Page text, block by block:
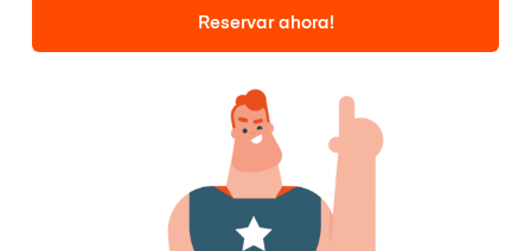
Reservar ahora!